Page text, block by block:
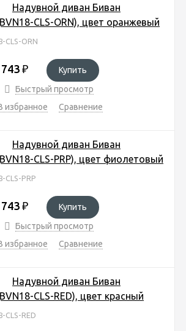
Надувной диван Биван
CLS-ORN), цвет оранжевый
CLS-ORN
₽
Купить
Быстрый просмотр
избранное
Сравнение
Надувной диван Биван
CLS-PRP), цвет фиолетовый
CLS-PRP
₽
Купить
Быстрый просмотр
избранное
Сравнение
Надувной диван Биван
CLS-RED), цвет красный
CLS-RED